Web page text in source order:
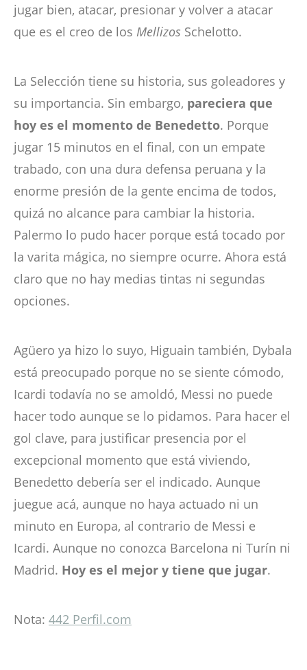
jugar bien, atacar, presionar y volver a atacar
que es el creo de los Mellizos Schelotto.
La Selección tiene su historia, sus goleadores y
su importancia. Sin embargo, pareciera que
hoy es el momento de Benedetto. Porque
jugar 15 minutos en el final, con un empate
trabado, con una dura defensa peruana y la
enorme presión de la gente encima de todos,
quizá no alcance para cambiar la historia.
Palermo lo pudo hacer porque está tocado por
la varita mágica, no siempre ocurre. Ahora está
claro que no hay medias tintas ni segundas
opciones.
Agüero ya hizo lo suyo, Higuain también, Dybala
está preocupado porque no se siente cómodo,
Icardi todavía no se amoldó, Messi no puede
hacer todo aunque se lo pidamos. Para hacer el
gol clave, para justificar presencia por el
excepcional momento que está viviendo,
Benedetto debería ser el indicado. Aunque
juegue acá, aunque no haya actuado ni un
minuto en Europa, al contrario de Messi e
Icardi. Aunque no conozca Barcelona ni Turín ni
Madrid. Hoy es el mejor y tiene que jugar.
Nota: 442 Perfil.com